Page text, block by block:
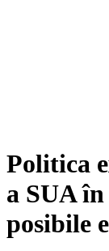
Politica
a SUA
posibile